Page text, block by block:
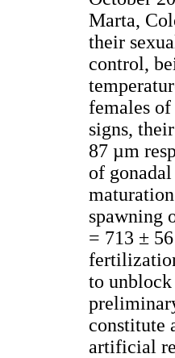
Marta,
their
control,
females
signs,
87 µm
of
spawning
= 713 ±
to
constitute
artificial